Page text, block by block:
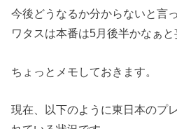
今後どうなるか分からないと言
ワタスは本番は5月後半かなぁと
ちょっとメモしておきます。
現在、以下のように東日本のプ